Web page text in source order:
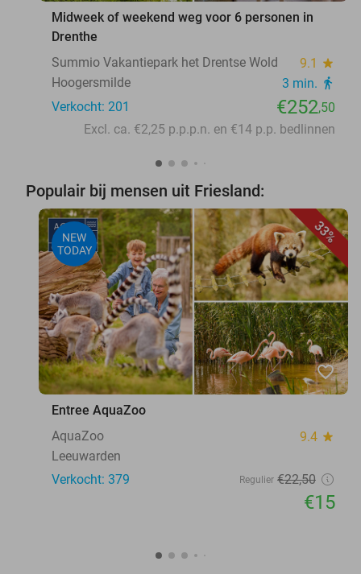
Midweek of weekend weg voor 6 personen in
Drenthe
Summio Vakantiepark het Drentse Wold
9.1 star
Hoogersmilde 3 min. directions_walk
Verkocht: 201 €252,50
Excl. ca. €2,25 p.p.p.n. en €14 p.p. bedlinnen
Populair bij mensen uit Friesland:
33%
NEW
TODAY
favorite_border
Entree AquaZoo
AquaZoo
9.4 star
Leeuwarden
Verkocht: 379
Regulier €22,50
€15